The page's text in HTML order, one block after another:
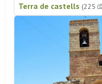
Terra de castells (225